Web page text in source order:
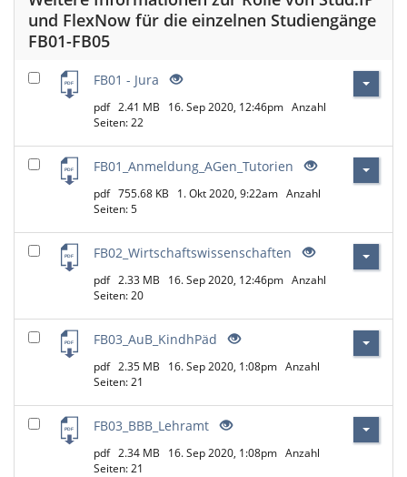
und FlexNow für die einzelnen Studiengänge
FB01-FB05
FB01 - Jura
pdf 2.41 MB 16. Sep 2020, 12:46pm Anzahl
Seiten: 22
FB01_Anmeldung_AGen_Tutorien
pdf 755.68 KB 1. Okt 2020, 9:22am Anzahl
Seiten: 5
FB02_Wirtschaftswissenschaften
pdf 2.33 MB 16. Sep 2020, 12:46pm Anzahl
Seiten: 20
FB03_AuB_KindhPäd
pdf 2.35 MB 16. Sep 2020, 1:08pm Anzahl
Seiten: 21
FB03_BBB_Lehramt
pdf 2.34 MB 16. Sep 2020, 1:08pm Anzahl
Seiten: 21